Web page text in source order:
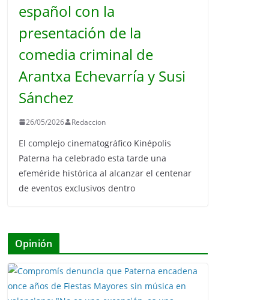
español con la
presentación de la
comedia criminal de
Arantxa Echevarría y Susi
Sánchez
26/05/2026 Redaccion
El complejo cinematográfico Kinépolis
Paterna ha celebrado esta tarde una
efeméride histórica al alcanzar el centenar
de eventos exclusivos dentro
Opinión